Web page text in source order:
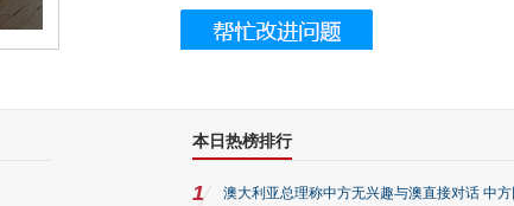
被列入佛家七宝的它到底有多美？
本日热榜排行
1 澳大利亚总理称中方无兴趣与澳直接对话 中